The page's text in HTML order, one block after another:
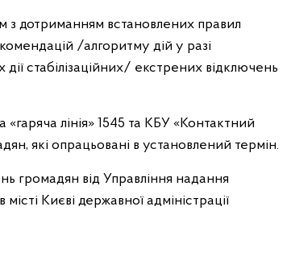
з дотриманням встановлених правил
/алгоритму дій у разі
стабілізаційних/ екстрених відключень
лінія» 1545 та КБУ «Контактний
які опрацьовані в установлений термін.
громадян від Управління надання
Києві державної адміністрації